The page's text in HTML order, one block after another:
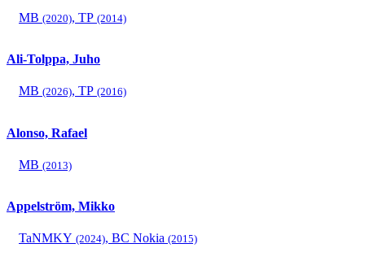
MB (2020), TP (2014)
Ali-Tolppa, Juho
MB (2026), TP (2016)
Alonso, Rafael
MB (2013)
Appelström, Mikko
TaNMKY (2024), BC Nokia (2015)